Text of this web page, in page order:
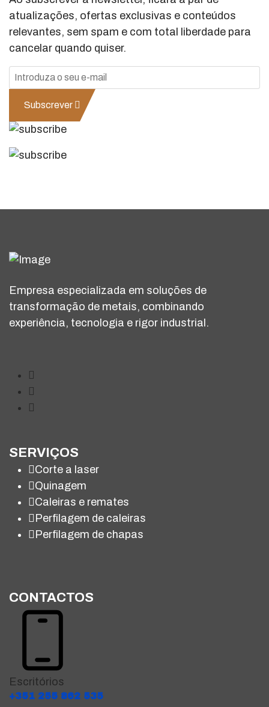
atualizações, ofertas exclusivas e conteúdos
relevantes, sem spam e com total liberdade para
cancelar quando quiser.
Subscrever
Empresa especializada em soluções de
transformação de metais, combinando
experiência, tecnologia e rigor industrial.
SERVIÇOS
Corte a laser
Quinagem
Caleiras e remates
Perfilagem de caleiras
Perfilagem de chapas
CONTACTOS
Escritórios
+351 255 862 535